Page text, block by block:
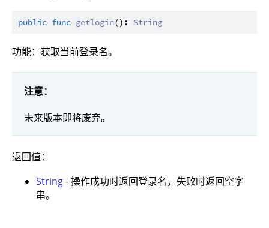
public func getlogin(): String
功能：获取当前登录名。
注意：
未来版本即将废弃。
返回值：
String- 操作成功时返回登录名，失败时返回空字
串。